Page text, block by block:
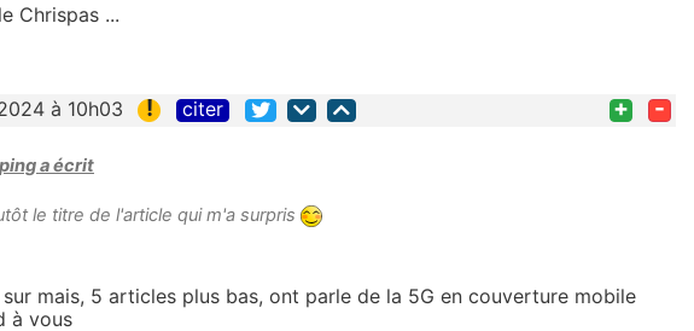
Chrispas ...
à 10h03 ! citer + -
a écrit
le titre de l'article qui m'a surpris
mais, 5 articles plus bas, ont parle de la 5G en couverture mobile
à vous